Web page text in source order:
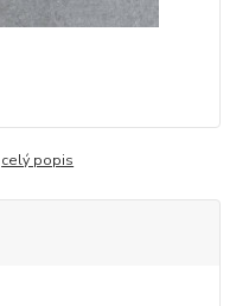
celý popis